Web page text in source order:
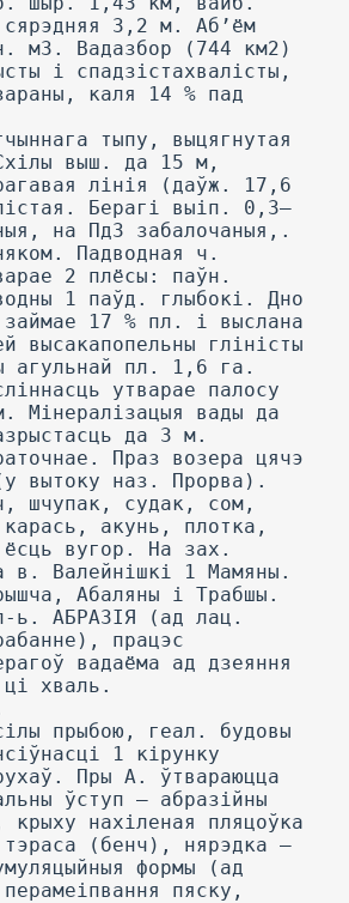
3,2 м. Аб’ём
м3. Вадазбор (744 км2)
і спадзістахвалісты,
каля 14 % пад
тыпу, выцягнутая
выш. да 15 м,
лінія (даўж. 17,6
Берагі выіп. 0,3—
на ПдЗ забалочаныя,.
Падводная ч.
2 плёсы: паўн.
1 паўд. глыбокі. Дно
17 % пл. і выслана
высакапопельны гліністы
агульнай пл. 1,6 га.
утварае палосу
Мінералізацыя вады да
да 3 м.
Праз возера цячэ
вытоку наз. Прорва).
шчупак, судак, сом,
акунь, плотка,
ёсць вугор. На зах.
в. Валейнішкі 1 Мамяны.
Абаляны і Трабшы.
АБРАЗІЯ (ад лац.
працэс
вадаёма ад дзеяння
хваль.
прыбою, геал. будовы
1 кірунку
Пры А. ўтвараюцца
ўступ — абразійны
нахіленая пляцоўка
тэраса (бенч), нярэдка —
формы (ад
пяску,